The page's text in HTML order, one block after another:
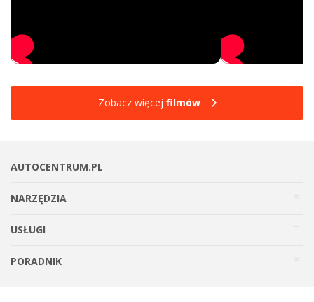
Zobacz więcej filmów
AUTOCENTRUM.PL
NARZĘDZIA
USŁUGI
PORADNIK